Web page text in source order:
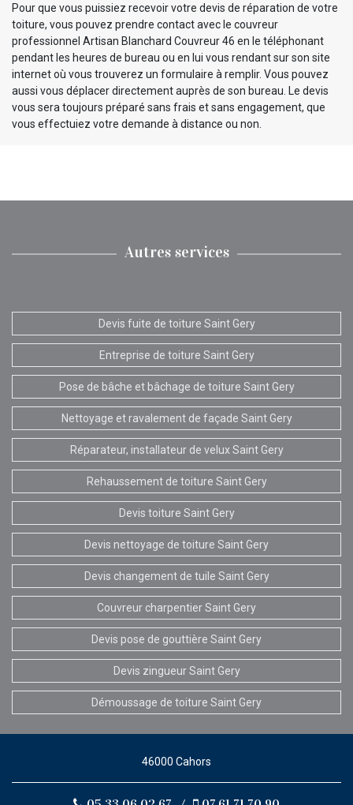
Pour que vous puissiez recevoir votre devis de réparation de votre
toiture, vous pouvez prendre contact avec le couvreur
professionnel Artisan Blanchard Couvreur 46 en le téléphonant
pendant les heures de bureau ou en lui vous rendant sur son site
internet où vous trouverez un formulaire à remplir. Vous pouvez
aussi vous déplacer directement auprès de son bureau. Le devis
vous sera toujours préparé sans frais et sans engagement, que
vous effectuiez votre demande à distance ou non.
Autres services
Devis fuite de toiture Saint Gery
Entreprise de toiture Saint Gery
Pose de bâche et bâchage de toiture Saint Gery
Nettoyage et ravalement de façade Saint Gery
Réparateur, installateur de velux Saint Gery
Rehaussement de toiture Saint Gery
Devis toiture Saint Gery
Devis nettoyage de toiture Saint Gery
Devis changement de tuile Saint Gery
Couvreur charpentier Saint Gery
Devis pose de gouttière Saint Gery
Devis zingueur Saint Gery
Démoussage de toiture Saint Gery
46000 Cahors